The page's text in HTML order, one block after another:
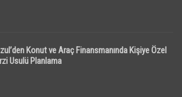
Konut ve Araç Finansmanında Kişiye Özel
Usulü Planlama